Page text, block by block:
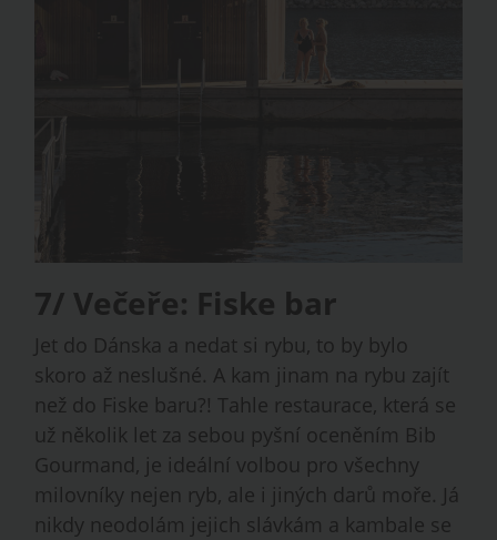
7/ Večeře: Fiske bar
Jet do Dánska a nedat si rybu, to by bylo
skoro až neslušné. A kam jinam na rybu zajít
než do Fiske baru?! Tahle restaurace, která se
už několik let za sebou pyšní oceněním Bib
Gourmand, je ideální volbou pro všechny
milovníky nejen ryb, ale i jiných darů moře. Já
nikdy neodolám jejich slávkám a kambale se